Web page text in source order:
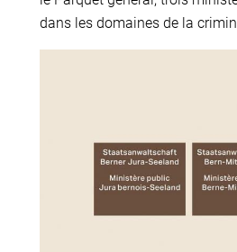
dans les domaines de la